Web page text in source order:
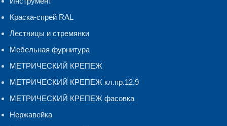
Краска-спрей RAL
Лестницы и стремянки
Мебельная фурнитура
МЕТРИЧЕСКИЙ КРЕПЕЖ
МЕТРИЧЕСКИЙ КРЕПЕЖ кл.пр.12.9
МЕТРИЧЕСКИЙ КРЕПЕЖ фасовка
Нержавейка